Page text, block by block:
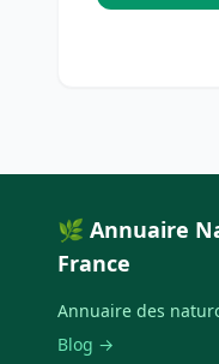
🌿 Annuaire
France
Annuaire des
Blog →